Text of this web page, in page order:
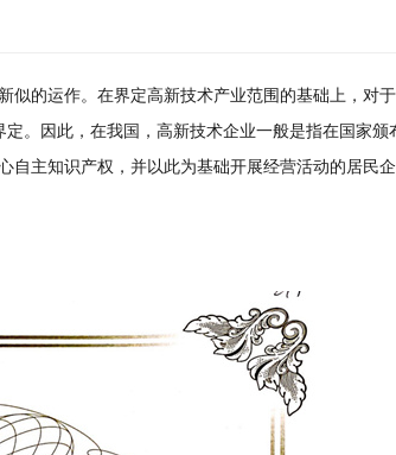
似的运作。在界定高新技术产业范围的基础上，对
。因此，在我国，高新技术企业一般是指在国家颁
主知识产权，并以此为基础开展经营活动的居民